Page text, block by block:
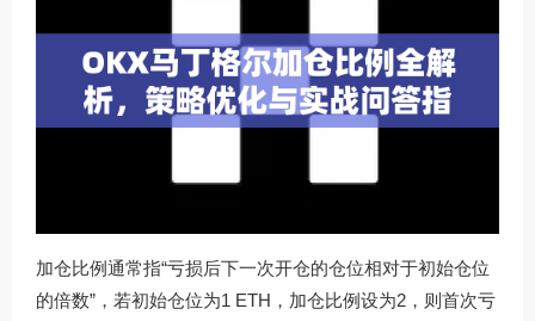
加仓比例通常指“亏损后下一次开仓的仓位相对于初始仓位
的倍数”，若初始仓位为1 ETH，加仓比例设为2，则首次亏